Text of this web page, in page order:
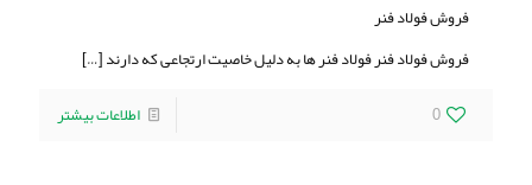
فروش فولاد فنر
فروش فولاد فنر فولاد فنر ها به دلیل خاصیت ارتجاعی که دارند[…]
0
اطلاعات بیشتر